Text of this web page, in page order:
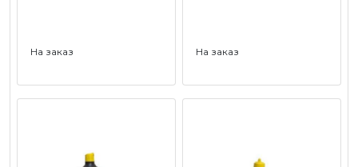
На заказ На заказ